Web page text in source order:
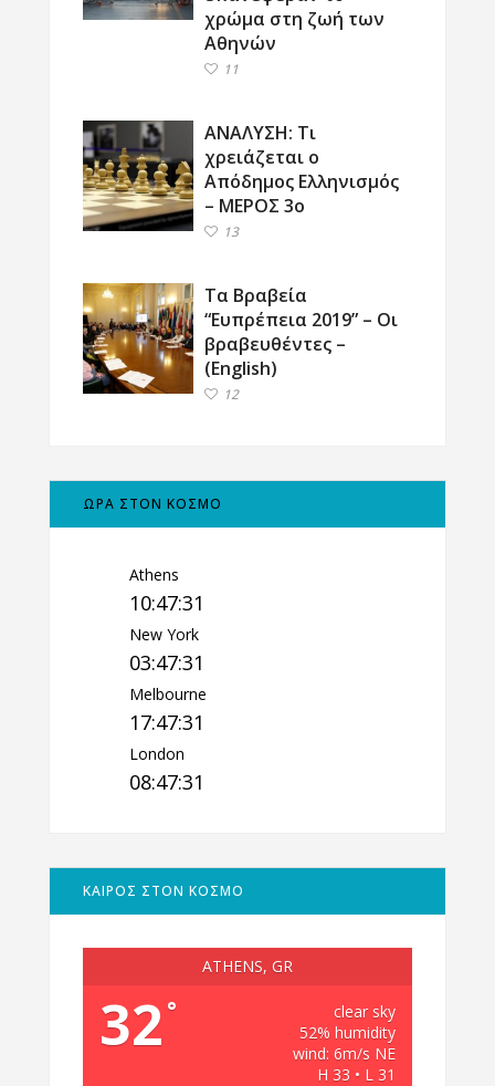
χρώμα στη ζωή των
Αθηνών
11
ΑΝΑΛΥΣΗ: Τι
χρειάζεται ο
Απόδημος Ελληνισμός
– ΜΕΡΟΣ 3ο
13
Τα Βραβεία
“Ευπρέπεια 2019” – Οι
βραβευθέντες –
(English)
12
ΩΡΑ ΣΤΟΝ ΚΟΣΜΟ
Athens
10:47:31
New York
03:47:31
Melbourne
17:47:31
London
08:47:31
ΚΑΙΡΟΣ ΣΤΟΝ ΚΟΣΜΟ
ATHENS, GR
32 °
clear sky
52% humidity
wind: 6m/s NE
H 33 • L 31